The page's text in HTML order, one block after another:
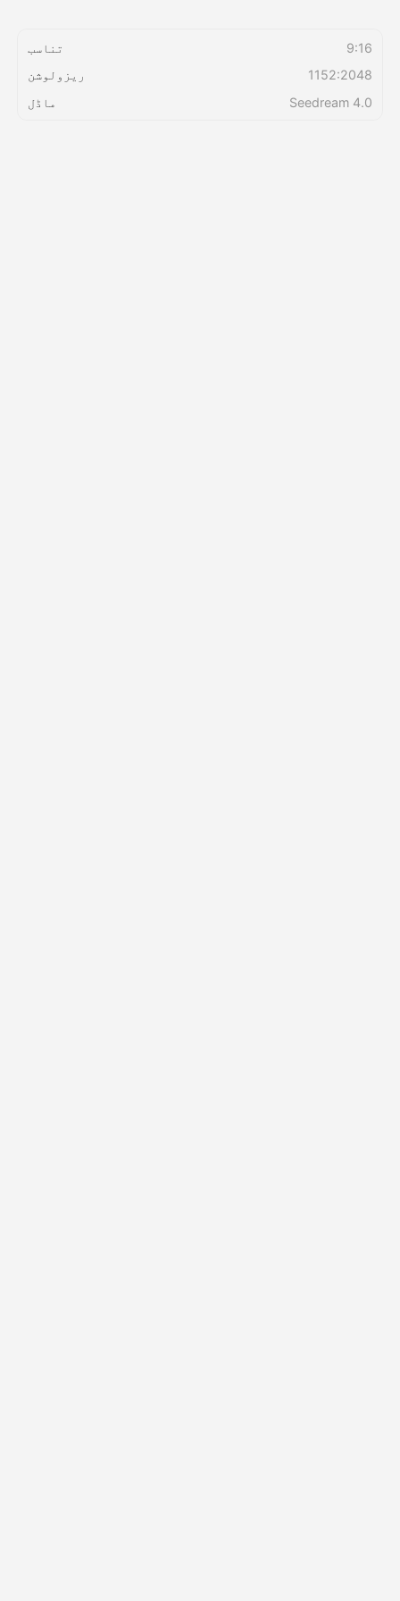
قیمتوں کی فہرست
تناسب
9:16
ریزولوشن
1152:2048
ماڈل
Seedream 4.0